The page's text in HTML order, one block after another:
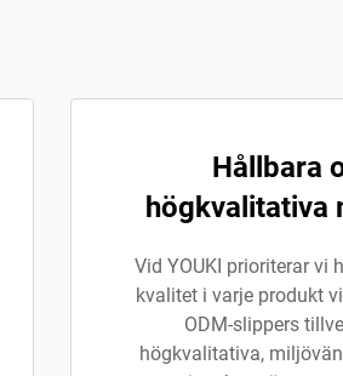
Hållbara
högkvalitativa
Vid YOUKI prioriterar vi
kvalitet i varje produkt
ODM-slippers
högkvalitativa,